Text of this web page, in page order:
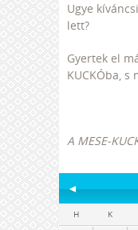
Ugye
lett?
Gyertek el
KUCKÓba,
A MESE-
◄
H K